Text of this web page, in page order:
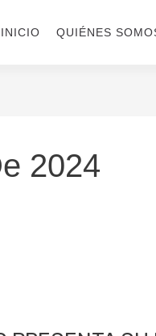
INICIO QUIÉNES
2024